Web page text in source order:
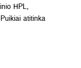
HPL,
atitinka